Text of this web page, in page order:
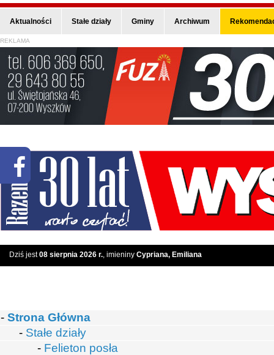
Aktualności Stałe działy Gminy Archiwum
REKLAMA
Dziś jest08 sierpnia 2026 r., imieniny Cypriana, Emiliana
- Strona Główna
- Stałe działy
- Felieton posła